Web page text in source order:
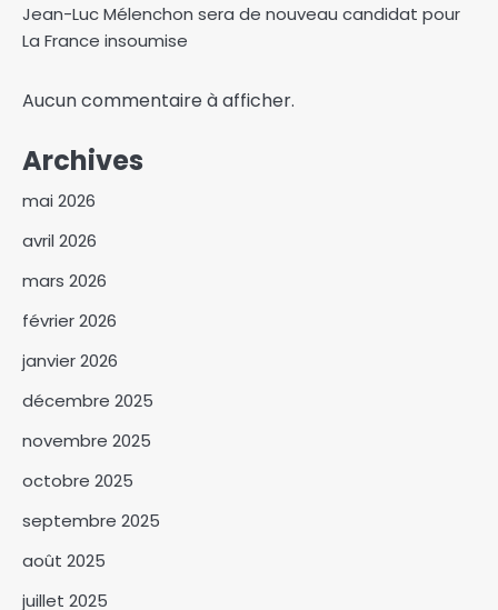
Jean-Luc Mélenchon sera de nouveau candidat pour
La France insoumise
Aucun commentaire à afficher.
Archives
mai 2026
avril 2026
mars 2026
février 2026
janvier 2026
décembre 2025
novembre 2025
octobre 2025
septembre 2025
août 2025
juillet 2025
3